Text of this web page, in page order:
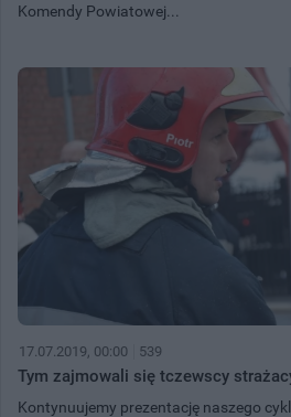
Komendy Powiatowej...
17.07.2019, 00:00 539
Tym zajmowali się tczewscy
Kontynuujemy prezentację naszego